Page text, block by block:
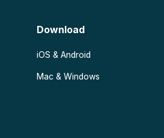
Download
iOS & Android
Mac & Windows